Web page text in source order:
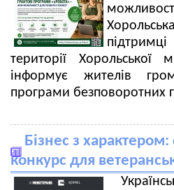
території Хорольської
інформує жителів
програми безповоротних
Бізнес з
конкурс для